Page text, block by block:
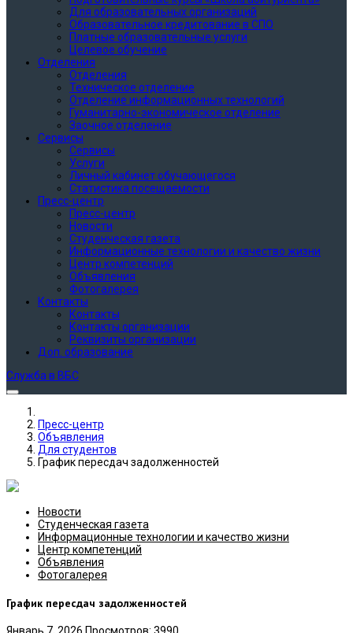
Для образовательных организаций
Образовательное кредитование в СПО
Платные образовательные услуги
Целевое обучение
Отделения
Отделения
Техническое отделение
Отделение информационных технологий
Гуманитарно-экономическое отделение
Заочное отделение
Сервисы
Сервисы
Услуги
Личный кабинет обучающегося
Статистика посещаемости
Пресс-центр
Пресс-центр
Новости
Студенческая газета
Информационные технологии и качество жизни
Центр компетенций
Объявления
Фотогалерея
Контакты
Контакты
Контакты организации
Реквизиты организации
Доп. образование
Служба в ВБС
Пресс-центр
Объявления
Для студентов
График пересдач задолженностей
Новости
Студенческая газета
Информационные технологии и качество жизни
Центр компетенций
Объявления
Фотогалерея
График пересдач задолженностей